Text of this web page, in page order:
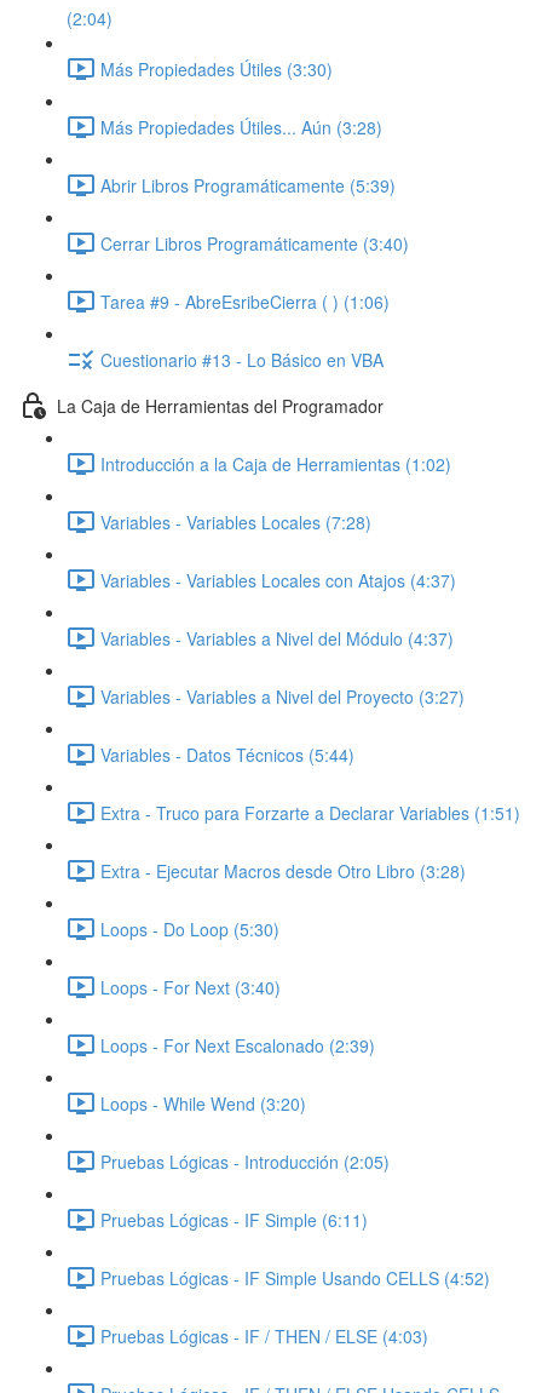
(2:04)
Más Propiedades Útiles (3:30)
Más Propiedades Útiles... Aún (3:28)
Abrir Libros Programáticamente (5:39)
Cerrar Libros Programáticamente (3:40)
Tarea #9 - AbreEsribeCierra ( ) (1:06)
Cuestionario #13 - Lo Básico en VBA
La Caja de Herramientas del Programador
Introducción a la Caja de Herramientas (1:02)
Variables - Variables Locales (7:28)
Variables - Variables Locales con Atajos (4:37)
Variables - Variables a Nivel del Módulo (4:37)
Variables - Variables a Nivel del Proyecto (3:27)
Variables - Datos Técnicos (5:44)
Extra - Truco para Forzarte a Declarar Variables (1:51)
Extra - Ejecutar Macros desde Otro Libro (3:28)
Loops - Do Loop (5:30)
Loops - For Next (3:40)
Loops - For Next Escalonado (2:39)
Loops - While Wend (3:20)
Pruebas Lógicas - Introducción (2:05)
Pruebas Lógicas - IF Simple (6:11)
Pruebas Lógicas - IF Simple Usando CELLS (4:52)
Pruebas Lógicas - IF / THEN / ELSE (4:03)